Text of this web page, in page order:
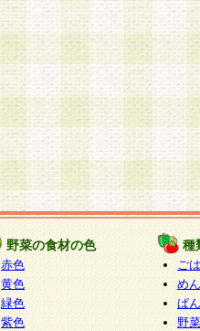
野菜の食材の色
赤色
黄色
緑色
紫色
種
ご
めん
ぱん
野